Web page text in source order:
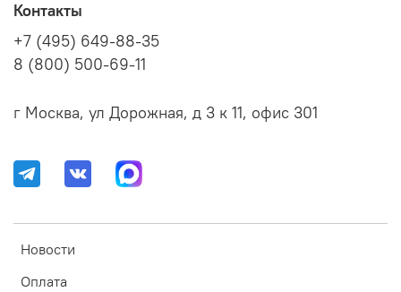
Новости
Оплата
Контакты
+7 (495) 649-88-35
8 (800) 500-69-11
г Москва, ул Дорожная, д 3 к 11, офис 301